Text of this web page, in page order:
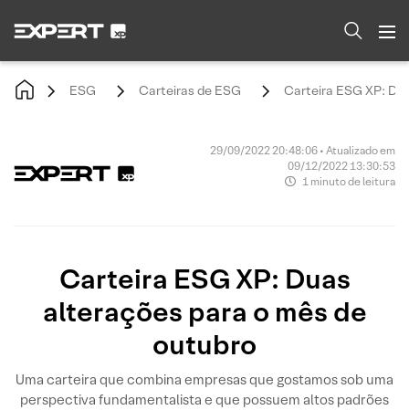
ESG Carteiras de ESG Carteira ESG XP:
29/09/2022 20:48:06 • Atualizado em
09/12/2022 13:30:53
1 minuto de leitura
Carteira ESG XP: Duas
alterações para o mês de
outubro
Uma carteira que combina empresas que gostamos sob uma
perspectiva fundamentalista e que possuem altos padrões